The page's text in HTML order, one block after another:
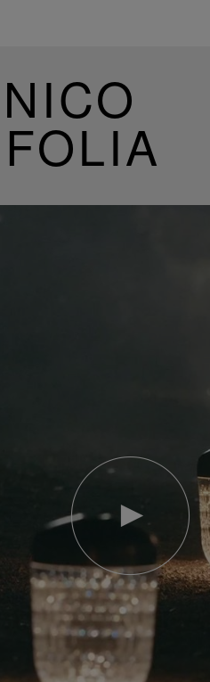
Video
YouTube,
lampada
portatile
mini
Folia